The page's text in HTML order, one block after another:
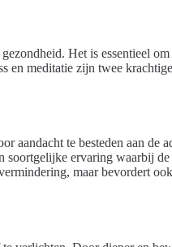
Het is essentieel
en meditatie zijn twee
aandacht te besteden aan de
soortgelijke ervaring waarbij
maar bevordert